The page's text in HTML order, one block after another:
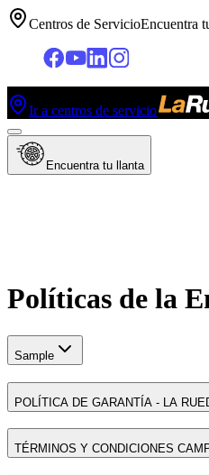
Centros de ServicioEncuentra
Ir a centros de servicio
Encuentra tu llanta
Políticas de la
Sample
POLÍTICA DE GARANTÍA - LA
TÉRMINOS Y CONDICIONES